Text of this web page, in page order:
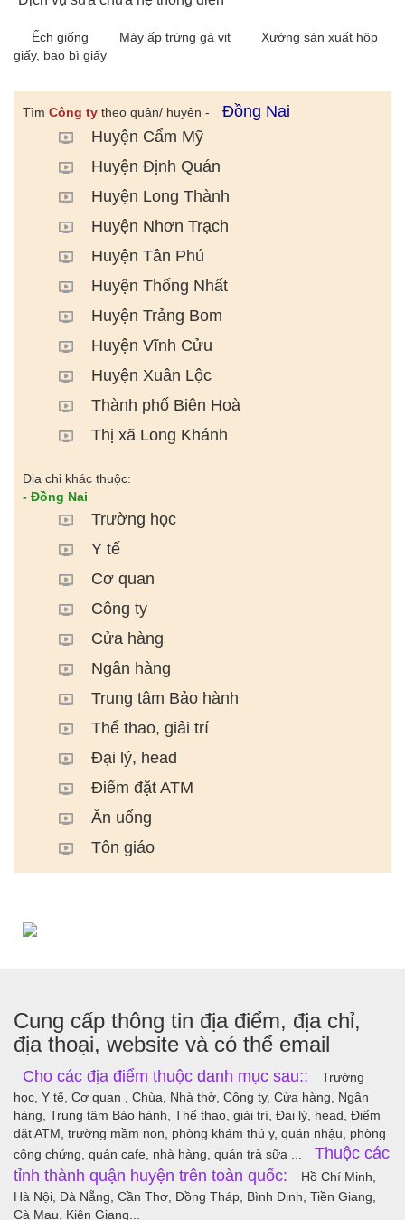
Ếch giống Máy ấp trứng gà vịt
Xưởng sản xuất hộp
giấy, bao bì giấy
Tìm Công ty theo quận/ huyện -
Đồng Nai
Huyện Cẩm Mỹ
Huyện Định Quán
Huyện Long Thành
Huyện Nhơn Trạch
Huyện Tân Phú
Huyện Thống Nhất
Huyện Trảng Bom
Huyện Vĩnh Cửu
Huyện Xuân Lộc
Thành phố Biên Hoà
Thị xã Long Khánh
Địa chỉ khác thuộc:
- Đồng Nai
Trường học
Y tế
Cơ quan
Công ty
Cửa hàng
Ngân hàng
Trung tâm Bảo hành
Thể thao, giải trí
Đại lý, head
Điểm đặt ATM
Ăn uống
Tôn giáo
Cung cấp thông tin địa điểm, địa chỉ,
địa thoại, website và có thể email
Cho các địa điểm thuộc danh mục sau::
Trường
học, Y tế, Cơ quan , Chùa, Nhà thờ, Công ty, Cửa hàng, Ngân
hàng, Trung tâm Bảo hành, Thể thao, giải trí, Đại lý, head, Điểm
đặt ATM, trường mầm non, phòng khám thú y, quán nhậu, phòng
công chứng, quán cafe, nhà hàng, quán trà sữa ...
Thuộc các
tỉnh thành quận huyện trên toàn quốc:
Hồ Chí Minh,
Hà Nội, Đà Nẵng, Cần Thơ, Đồng Tháp, Bình Định, Tiền Giang,
Cà Mau, Kiên Giang...